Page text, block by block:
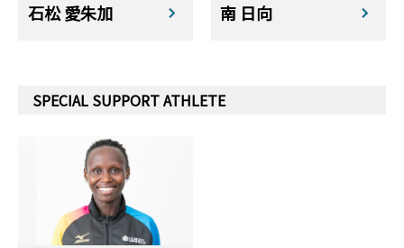
石松 愛朱加 南 日向
SPECIAL SUPPORT ATHLETE